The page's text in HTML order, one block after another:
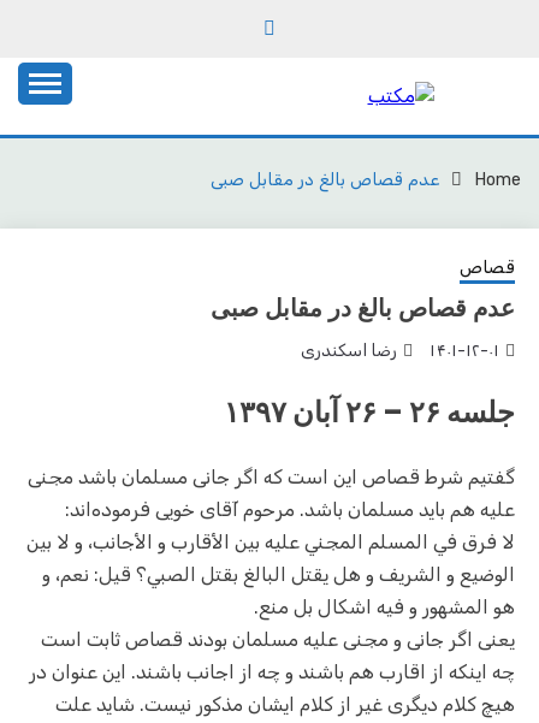
مکتب Home عدم قصاص بالغ در مقابل صبی
قصاص
عدم قصاص بالغ در مقابل صبی
۱۴۰۱-۱۲-۰۱ رضا اسکندری
جلسه ۲۶ – ۲۶ آبان ۱۳۹۷
گفتیم شرط قصاص این است که اگر جانی مسلمان باشد مجنی
علیه هم باید مسلمان باشد. مرحوم آقای خویی فرموده‌اند:
لا فرق في المسلم المجني عليه بين الأقارب و الأجانب، و لا بين
الوضيع و الشريف و هل يقتل البالغ بقتل الصبي؟ قيل: نعم، و
هو المشهور و فيه اشكال بل منع.
یعنی اگر جانی و مجنی علیه مسلمان بودند قصاص ثابت است
چه اینکه از اقارب هم باشند و چه از اجانب باشند. این عنوان در
هیچ کلام دیگری غیر از کلام ایشان مذکور نیست. شاید علت